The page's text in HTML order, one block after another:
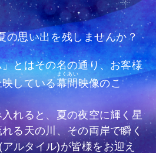
の思い出を残しませんか？
とはその名の通り、お客様
している幕間
まくあい
映像のこ
れると、夏の夜空に輝く星
る天の川、その両岸で瞬く
ルタイル)が皆様をお迎え